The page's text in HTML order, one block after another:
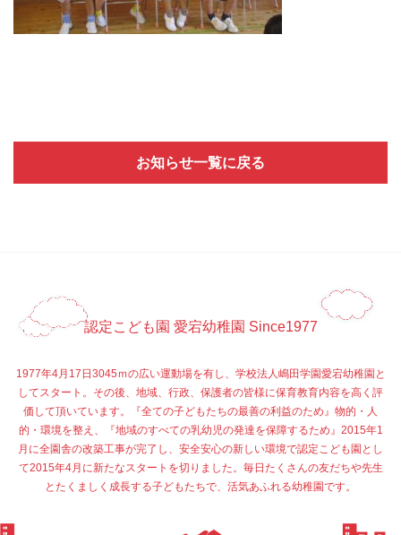
お知らせ一覧に戻る
認定こども園 愛宕幼稚園 Since1977
1977年4月17日3045ｍの広い運動場を有し、学校法人嶋田学園愛宕幼稚園と
してスタート。その後、地域、行政、保護者の皆様に保育教育内容を高く評
価して頂いています。『全ての子どもたちの最善の利益のため』物的・人
的・環境を整え、『地域のすべての乳幼児の発達を保障するため』2015年1
月に全園舎の改築工事が完了し、安全安心の新しい環境で認定こども園とし
て2015年4月に新たなスタートを切りました。毎日たくさんの友だちや先生
とたくましく成長する子どもたちで、活気あふれる幼稚園です。